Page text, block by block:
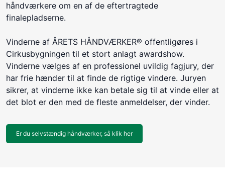
håndværkere om en af de eftertragtede
finalepladserne.
Vinderne af ÅRETS HÅNDVÆRKER® offentligøres i
Cirkusbygningen til et stort anlagt awardshow.
Vinderne vælges af en professionel uvildig fagjury, der
har frie hænder til at finde de rigtige vindere. Juryen
sikrer, at vinderne ikke kan betale sig til at vinde eller at
det blot er den med de fleste anmeldelser, der vinder.
Er du selvstændig håndværker, så klik her